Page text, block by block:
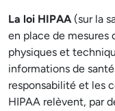
La loi HIPAA(sur la
en place de mesures
physiques et
informations de
responsabilité et les
HIPAA relèvent, par